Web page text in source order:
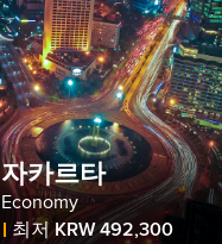
자카르타
Economy
Fare Price
최저KRW 492,300